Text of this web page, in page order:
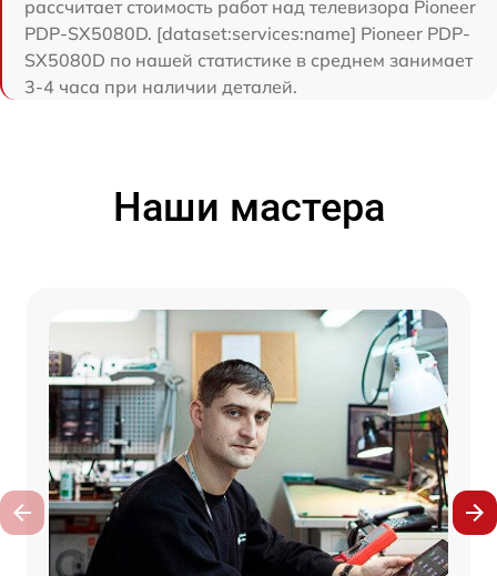
рассчитает стоимость работ над телевизора Pioneer
PDP-SX5080D. [dataset:services:name] Pioneer PDP-
SX5080D по нашей статистике в среднем занимает
3-4 часа при наличии деталей.
Наши мастера